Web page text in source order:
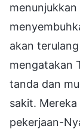
akan
mengatakan
tanda dan
sakit.
pekerjaan-